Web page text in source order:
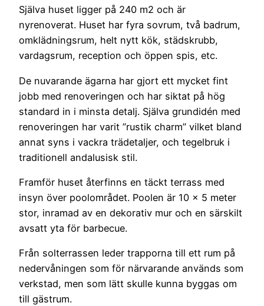
Själva huset ligger på 240 m2 och är
nyrenoverat. Huset har fyra sovrum, två badrum,
omklädningsrum, helt nytt kök, städskrubb,
vardagsrum, reception och öppen spis, etc.
De nuvarande ägarna har gjort ett mycket fint
jobb med renoveringen och har siktat på hög
standard in i minsta detalj. Själva grundidén med
renoveringen har varit ”rustik charm” vilket bland
annat syns i vackra trädetaljer, och tegelbruk i
traditionell andalusisk stil.
Framför huset återfinns en täckt terrass med
insyn över poolområdet. Poolen är 10 x 5 meter
stor, inramad av en dekorativ mur och en särskilt
avsatt yta för barbecue.
Från solterrassen leder trapporna till ett rum på
nedervåningen som för närvarande används som
verkstad, men som lätt skulle kunna byggas om
till gästrum.